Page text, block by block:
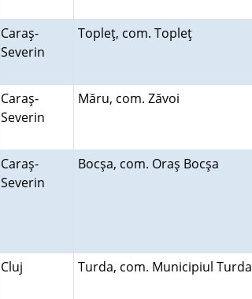
Caraş-
Severin
Topleţ, com. Topleţ
Caraş-
Severin
Măru, com. Zăvoi
Caraş-
Severin
Bocşa, com. Oraş Bocşa
Cluj Turda, com. Municipiul Turda